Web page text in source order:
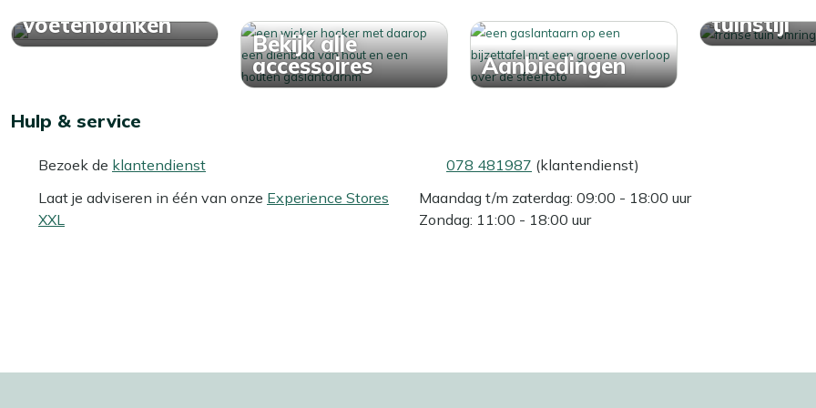
voetenbanken
Bekijk alle
accessoires
Aanbiedingen
tuinstijl
Hulp & service
Bezoek de klantendienst
Laat je adviseren in één van onze Experience Stores
XXL
078 481987 (klantendienst)
Maandag t/m zaterdag: 09:00 - 18:00 uur
Zondag: 11:00 - 18:00 uur